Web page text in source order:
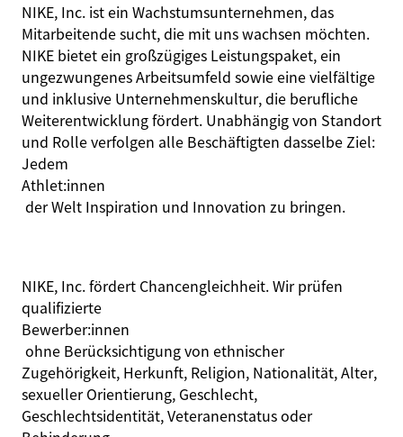
NIKE, Inc. ist ein Wachstumsunternehmen, das
Mitarbeitende sucht, die mit uns wachsen möchten.
NIKE bietet ein großzügiges Leistungspaket, ein
ungezwungenes Arbeitsumfeld sowie eine vielfältige
und inklusive Unternehmenskultur, die berufliche
Weiterentwicklung fördert. Unabhängig von Standort
und Rolle verfolgen alle Beschäftigten dasselbe Ziel:
Jedem
Athlet:innen
der Welt Inspiration und Innovation zu bringen.
NIKE, Inc. fördert Chancengleichheit. Wir prüfen
qualifizierte
Bewerber:innen
ohne Berücksichtigung von ethnischer
Zugehörigkeit, Herkunft, Religion, Nationalität, Alter,
sexueller Orientierung, Geschlecht,
Geschlechtsidentität, Veteranenstatus oder